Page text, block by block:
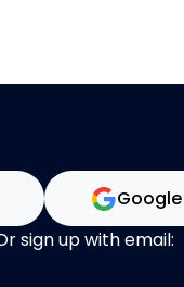
Google
sign up with email: